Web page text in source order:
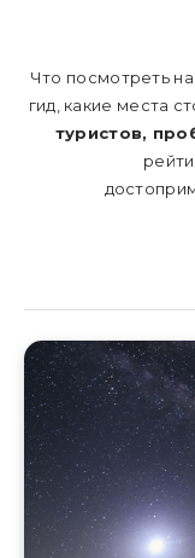
Что посмотреть
гид, какие места
туристов,